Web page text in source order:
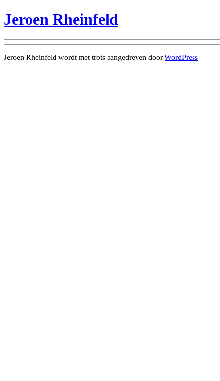
Jeroen Rheinfeld
Jeroen Rheinfeld wordt met trots aangedreven doorWordPress